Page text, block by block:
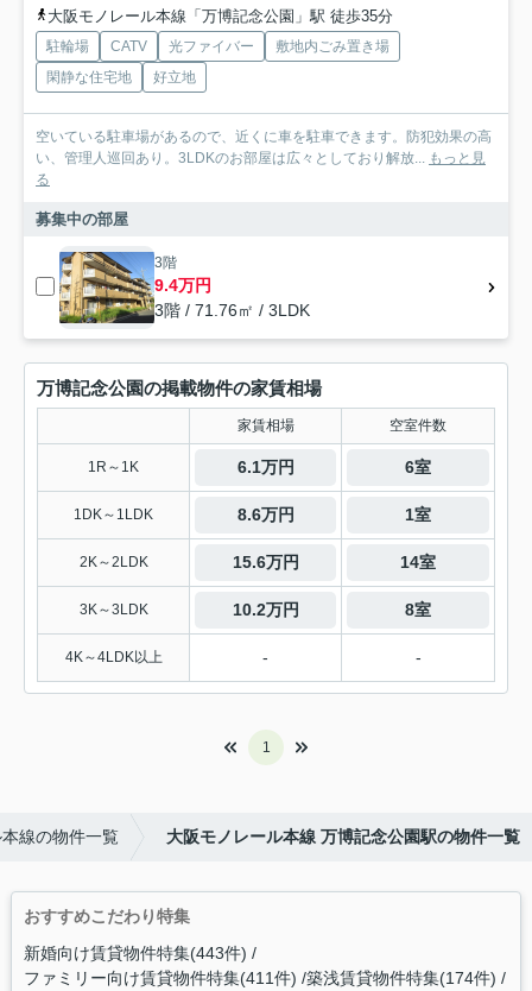
大阪モノレール本線「万博記念公園」駅 徒歩35分
駐輪場 CATV 光ファイバー
敷地内ごみ置き場
閑静な住宅地
好立地
空いている駐車場があるので、近くに車を駐車できます。防犯効果の高
い、管理人巡回あり。3LDKのお部屋は広々としており解放...
もっと見
る
募集中の部屋
3階
9.4万円
3階 / 71.76㎡ / 3LDK
万博記念公園の掲載物件の家賃相場
家賃相場 空室件数
1R～1K 6.1万円 6室
1DK～1LDK 8.6万円 1室
2K～2LDK 15.6万円 14室
3K～3LDK 10.2万円 8室
4K～4LDK以上 - -
1
線の物件一覧 大阪モノレール本線 万博記念公園駅の物件一覧
おすすめこだわり特集
新婚向け賃貸物件特集(443件)
ファミリー向け賃貸物件特集(411件) 築浅賃貸物件特集(174件)